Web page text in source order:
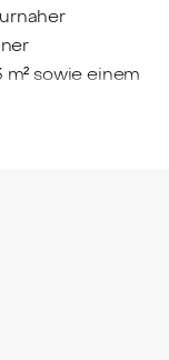
sowie einem
der
Dank der
der Ost- bis
fängt der